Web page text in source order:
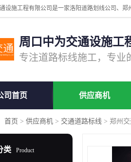
周口中为交通设施工
司首页 供应商机
首页 > 供应商机 > 交通道路标线 > 郑州
类 Product